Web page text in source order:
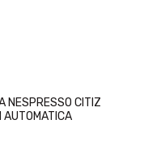
NESPRESSO CITIZ
AUTOMATICA